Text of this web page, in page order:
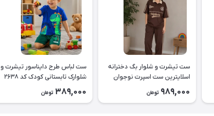
ست تیشرت و شلوار بگ دخترانه
اسلایترین ست اسپرت نوجوان
989,000 تومان
ست لباس طرح دایناسور تیشرت و
شلوارک تابستانی کودک کد ۲۶۳۸
389,000 تومان